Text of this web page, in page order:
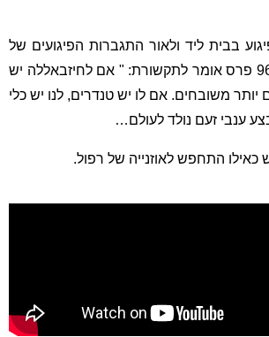
בבית ליד ולאור התגברות הפיגועים של
החיזבאללה באביב 96 פרס אומר לתקשורת: " אם לחיזבאללה יש
יותר משובחים. אם לו יש טנדרים, לנו יש כלי
ענבי זעם נולד לעולם…
התחפש לאוזנייה של רפול.